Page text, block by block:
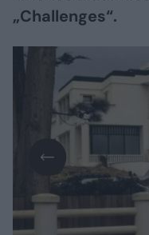
„Challenges“.